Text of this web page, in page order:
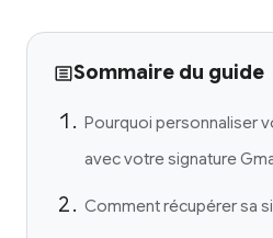
Sommaire du guide
Pourquoi personnaliser
avec votre signature
Comment récupérer sa